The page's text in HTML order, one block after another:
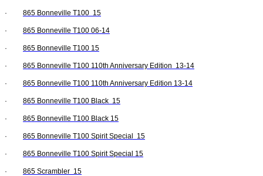
· 865 Bonneville T100 15
· 865 Bonneville T100 06-14
· 865 Bonneville T100 15
· 865 Bonneville T100 110th Anniversary Edition 13-14
· 865 Bonneville T100 110th Anniversary Edition 13-14
· 865 Bonneville T100 Black 15
· 865 Bonneville T100 Black 15
· 865 Bonneville T100 Spirit Special 15
· 865 Bonneville T100 Spirit Special 15
· 865 Scrambler 15